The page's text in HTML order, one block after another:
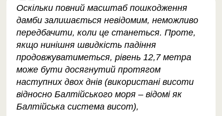
Оскільки повний масштаб пошкодження
дамби залишається невідомим, неможливо
передбачити, коли це станеться. Проте,
якщо нинішня швидкість падіння
продовжуватиметься, рівень 12,7 метра
може бути досягнутий протягом
наступних двох днів (використані висоти
відносно Балтійського моря – відомі як
Балтійська система висот),